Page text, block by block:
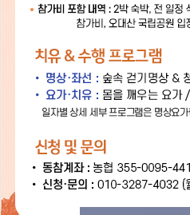
공지사항
도원스님과 함께
정표